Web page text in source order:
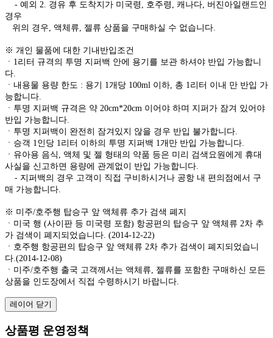
- 예외 2. 경유 후 도착지가 미국령, 호주령, 캐나다, 버진아일랜드인
경우
위의 경우, 액체류, 젤류 상품을 구매하실 수 없습니다.
※ 개인 물품에 대한 기내반입조건
ㆍ1리터 규격의 투명 지퍼백 안에 용기를 보관 하셔야 반입 가능합니
다.
ㆍ내용물 용량 한도 : 용기 1개당 100ml 이하, 총 1리터 이내 만 반입 가
능합니다.
ㆍ투명 지퍼백 규격은 약 20cm*20cm 이어야 하며 지퍼가 잠겨 있어야
반입 가능합니다.
ㆍ투명 지퍼백이 완전히 잠겨있지 않을 경우 반입 불가합니다.
ㆍ승객 1인당 1리터 이하의 투명 지퍼백 1개만 반입 가능합니다.
ㆍ유아용 음식, 액체 및 젤 형태의 약품 등은 미리 검색요원에게 휴대
사실을 신고하면 용량에 관계없이 반입 가능합니다.
- 지퍼백의 경우 고객이 직접 구비하시거나 공항 내 편의점에서 구
매 가능합니다.
※ 미주/호주행 탑승구 앞 액체류 추가 검색 폐지
ㆍ미국 행 (사이판 등 미국령 포함) 항공편의 탑승구 앞 액체류 2차 추
가 검색이 폐지되었습니다. (2014-12-22)
ㆍ호주행 항공편의 탑승구 앞 액체류 2차 추가 검색이 폐지되었습니
다.(2014-12-08)
ㆍ미주/호주행 출국 고객께서는 액체류, 젤류를 포함한 구매하신 모든
상품을 인도장에서 직접 수령하시기 바랍니다.
레이어 닫기
상품평 운영정책